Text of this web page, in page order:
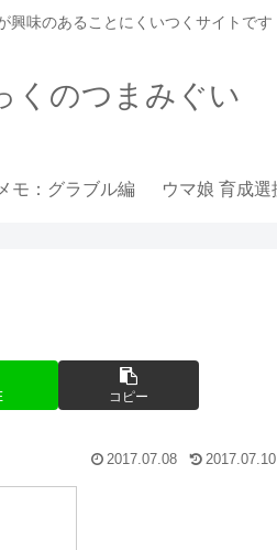
興味のあることにくいつくサイトです
くのつまみぐい
メモ：グラブル編
コピー
2017.07.08 2017.07.10